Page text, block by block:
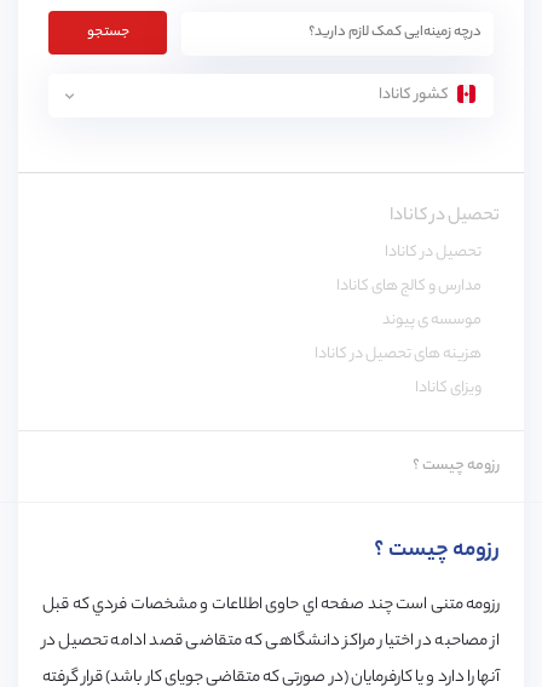
جستجو
کشور کانادا
تحصیل در کانادا
تحصیل در کانادا
مدارس و کالج های کانادا
موسسه ی پیوند
هزینه های تحصیل در کانادا
ویزای کانادا
رزومه چیست ؟
رزومه چیست ؟
رزومه متنی است چند صفحه اي حاوی اطلاعات و مشخصات فردي كه قبل
از مصاحبه در اختيار مراکز دانشگاهی که متقاضی قصد ادامه تحصيل در
آنها را دارد و يا كارفرمايان (در صورتی که متقاضی جوياي کار باشد) قرار گرفته